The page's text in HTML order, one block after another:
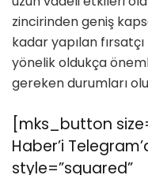
zincirinden geniş
kadar yapılan
yönelik oldukça
gereken durumları
[mks_button
Haber’i
style=”squared”